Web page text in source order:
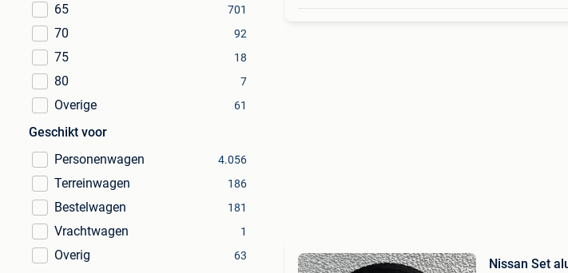
65 701
70 92
75 18
80 7
Overige 61
Geschikt voor
Personenwagen
4.056
Terreinwagen 186
Bestelwagen 181
Vrachtwagen 1
Overig 63
Nissan Set